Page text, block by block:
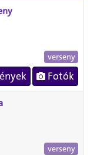
verseny
Fotók
verseny